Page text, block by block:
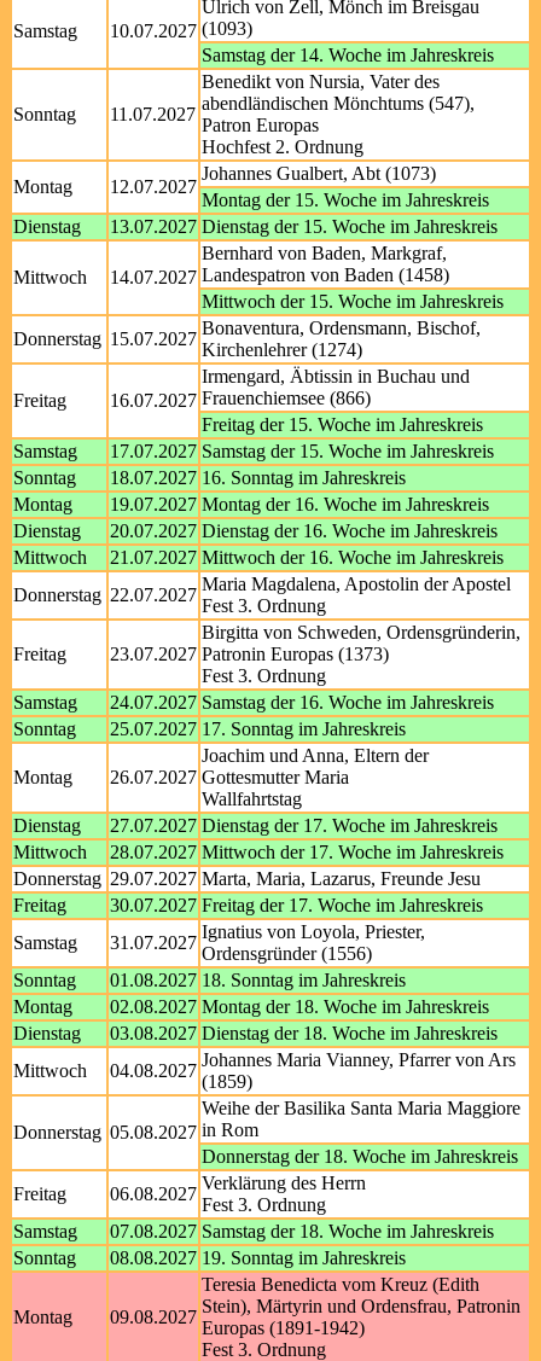
Samstag 10.07.2027
Ulrich von Zell, Mönch im Breisgau
(1093)
Samstag der 14. Woche im Jahreskreis
Sonntag 11.07.2027
Benedikt von Nursia, Vater des
abendländischen Mönchtums (547),
Patron Europas
Hochfest 2. Ordnung
Montag
12.07.2027
Johannes Gualbert, Abt (1073)
Montag der 15. Woche im Jahreskreis
Dienstag
13.07.2027 Dienstag der 15. Woche im Jahreskreis
Mittwoch 14.07.2027
Bernhard von Baden, Markgraf,
Landespatron von Baden (1458)
Mittwoch der 15. Woche im Jahreskreis
Donnerstag 15.07.2027
Bonaventura, Ordensmann, Bischof,
Kirchenlehrer (1274)
Freitag 16.07.2027
Irmengard, Äbtissin in Buchau und
Frauenchiemsee (866)
Freitag der 15. Woche im Jahreskreis
Samstag
17.07.2027 Samstag der 15. Woche im Jahreskreis
Sonntag
18.07.2027 16. Sonntag im Jahreskreis
Montag
19.07.2027 Montag der 16. Woche im Jahreskreis
Dienstag
20.07.2027 Dienstag der 16. Woche im Jahreskreis
Mittwoch
21.07.2027 Mittwoch der 16. Woche im Jahreskreis
Donnerstag 22.07.2027
Maria Magdalena, Apostolin der Apostel
Fest 3. Ordnung
Freitag 23.07.2027
Birgitta von Schweden, Ordensgründerin,
Patronin Europas (1373)
Fest 3. Ordnung
Samstag
24.07.2027 Samstag der 16. Woche im Jahreskreis
Sonntag
25.07.2027 17. Sonntag im Jahreskreis
Montag 26.07.2027
Joachim und Anna, Eltern der
Gottesmutter Maria
Wallfahrtstag
Dienstag
27.07.2027 Dienstag der 17. Woche im Jahreskreis
Mittwoch
28.07.2027 Mittwoch der 17. Woche im Jahreskreis
Donnerstag 29.07.2027 Marta, Maria, Lazarus, Freunde Jesu
Freitag
30.07.2027 Freitag der 17. Woche im Jahreskreis
Samstag
31.07.2027
Ignatius von Loyola, Priester,
Ordensgründer (1556)
Sonntag
01.08.2027 18. Sonntag im Jahreskreis
Montag
02.08.2027 Montag der 18. Woche im Jahreskreis
Dienstag
03.08.2027 Dienstag der 18. Woche im Jahreskreis
Mittwoch
04.08.2027
Johannes Maria Vianney, Pfarrer von Ars
(1859)
Donnerstag 05.08.2027
Weihe der Basilika Santa Maria Maggiore
in Rom
Donnerstag der 18. Woche im Jahreskreis
Freitag
06.08.2027
Verklärung des Herrn
Fest 3. Ordnung
Samstag
07.08.2027 Samstag der 18. Woche im Jahreskreis
Sonntag
08.08.2027 19. Sonntag im Jahreskreis
Montag 09.08.2027
Teresia Benedicta vom Kreuz (Edith
Stein), Märtyrin und Ordensfrau, Patronin
Europas (1891-1942)
Fest 3. Ordnung